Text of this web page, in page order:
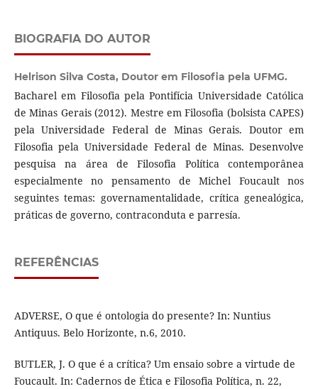
BIOGRAFIA DO AUTOR
Helrison Silva Costa, Doutor em Filosofia pela UFMG.
Bacharel em Filosofia pela Pontifícia Universidade Católica
de Minas Gerais (2012). Mestre em Filosofia (bolsista CAPES)
pela Universidade Federal de Minas Gerais. Doutor em
Filosofia pela Universidade Federal de Minas. Desenvolve
pesquisa na área de Filosofia Política contemporânea
especialmente no pensamento de Michel Foucault nos
seguintes temas: governamentalidade, crítica genealógica,
práticas de governo, contraconduta e parresía.
REFERÊNCIAS
ADVERSE, O que é ontologia do presente? In: Nuntius
Antiquus. Belo Horizonte, n.6, 2010.
BUTLER, J. O que é a crítica? Um ensaio sobre a virtude de
Foucault. In: Cadernos de Ética e Filosofia Política, n. 22,